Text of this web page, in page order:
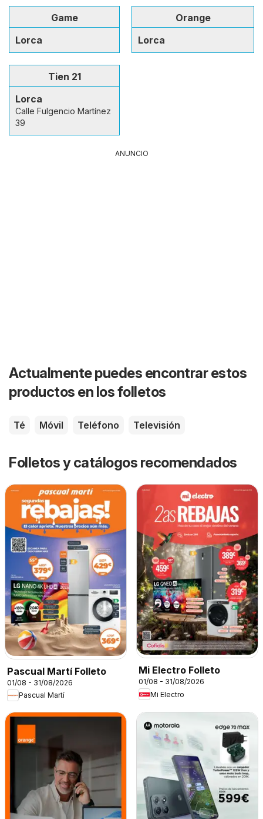
Game
Lorca
Orange
Lorca
Tien 21
Lorca
Calle Fulgencio Martínez
39
ANUNCIO
Actualmente puedes encontrar estos
productos en los folletos
Té Móvil Teléfono Televisión
Folletos y catálogos recomendados
Pascual Martí Folleto
01/08 - 31/08/2026
Pascual Martí
Mi Electro Folleto
01/08 - 31/08/2026
Mi Electro